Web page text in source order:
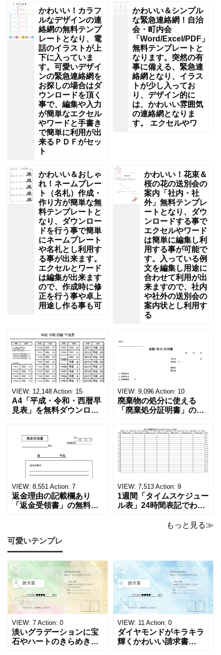
かわいい！カラフ
ルなデザインの連
絡網の無料テンプ
レートとなり、電
話のイラストが上
下に入っていま
す。可愛いデザイ
ンの緊急連絡網を
お探しの場合はダ
ウンロードを頂く
事で、編集や入力
が簡単なエクセル
やワードと手書き
で簡単に利用が出
来るＰＤＦがセッ
ト
かわいい＆シンプル
な緊急連絡網！自治
会・町内会
「Word/Excel/PDF」
無料テンプレートと
なります。突然の有
事に備える、緊急連
絡網となり、イラス
トが少し入ってお
り、デザイン的に
は、かわいい雰囲気
の連絡網となりま
す。 エクセルやワ
かわいい＆おしゃ
れ！ネームプレー
ト（名札）作成・
作り方が簡単な無
料テンプレートと
なり、ダウンロー
ドを行う事で簡単
にネームプレート
や名札とし利用す
る事が出来ます。
エクセルとワード
は編集が出来ます
ので、作成時に修
正を行う事や卓上
用途し作る事も可
かわいい！花束＆
桜の花の送別会の
案内「社内・社
外」無料テンプレ
ートとなり、ダウ
ンロードする事で
エクセルやワード
は簡単に編集し利
用する事が可能で
す。入っている例
文を編集し用途に
合わせて利用が出
来ますので、社内
や社外の送別会の
案内状とし利用す
る
VIEW: 12,148 Action: 15
A4「平成・令和・西暦早
見表」を無料ダウンロー
る！印刷可能な一覧表！
印刷可能な平成・令和・
西暦早見表を無料ダウン
ロードでご利用いただけ
ます。 パソコンに保存し
ていただくか、A4サイズ
でコピーしてご
VIEW: 9,096 Action: 10
廃棄物の処分に使える
「廃棄処分証明書」の無
ーカーの代理店、回収業
者へおすすめ！(Excel・
Word・PDF)正しく廃棄
されたことを証明する書
類「廃棄処分証明書」の
テンプレートです。 量販
店や家電メーカーの代理
店、回収
VIEW: 8,551 Action: 7
返金理由の記載欄あり
「返金受領書」の無料テ
め！過払い･誤入金などが
発生した際にも使える、
モノクロでシンプルな
「返金領収書」のテンプ
レートとなります。 A4縦
型サイズで用紙に印
VIEW: 7,513 Action: 9
1週間「タイムスケジュー
ル表」24時間表記でわか
ト！A4横型ExcelやWord
表になります。 A4横型サ
イズの無料テンプレート
で、Excel・Wo
もっと見る≫
可愛いテンプレ
VIEW: 7 Action: 0
淡いグラデーションに宝
石やハートのきらめきを
VIEW: 11 Action: 0
ダイヤモンドがキラキラ
輝くかわいい請求書